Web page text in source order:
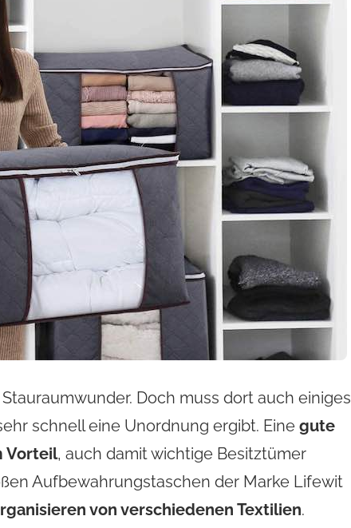
Doch muss dort auch einiges
schnell eine Unordnung ergibt. Eine gute
Vorteil, auch damit wichtige Besitztümer
Aufbewahrungstaschen der Marke Lifewit
von verschiedenen Textilien.